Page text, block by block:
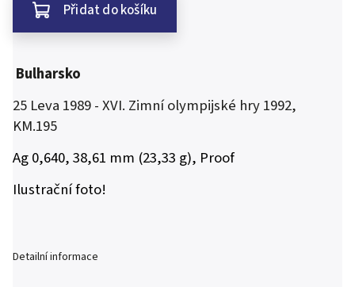
Přidat do košíku
Bulharsko
25 Leva 1989 - XVI. Zimní olympijské hry 1992,
KM.195
Ag 0,640, 38,61 mm (23,33 g), Proof
Ilustrační foto!
Detailní informace